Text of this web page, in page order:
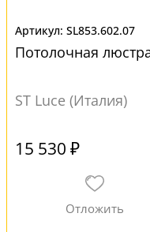
SL853.602.07
Потолочная
ST Luce (Италия)
15 530 ₽